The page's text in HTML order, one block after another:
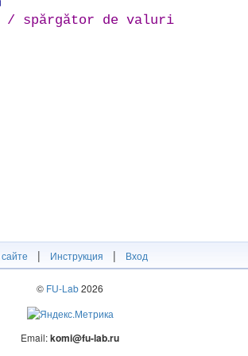
/ spărgător de valuri
| Инструкция | Вход
© FU-Lab2026
Email:komi@fu-lab.ru